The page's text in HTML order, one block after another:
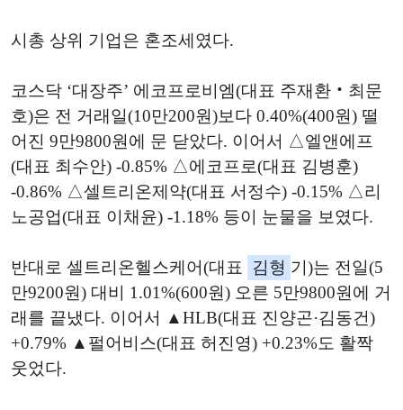
시총 상위 기업은 혼조세였다.
코스닥 ‘대장주’ 에코프로비엠(대표 주재환‧최문
호)은 전 거래일(10만200원)보다 0.40%(400원) 떨
어진 9만9800원에 문 닫았다. 이어서 △엘앤에프
(대표 최수안) -0.85% △에코프로(대표 김병훈)
-0.86% △셀트리온제약(대표 서정수) -0.15% △리
노공업(대표 이채윤) -1.18% 등이 눈물을 보였다.
반대로 셀트리온헬스케어(대표 김형 기)는 전일(5
만9200원) 대비 1.01%(600원) 오른 5만9800원에 거
래를 끝냈다. 이어서 ▲HLB(대표 진양곤·김동건)
+0.79% ▲펄어비스(대표 허진영) +0.23%도 활짝
웃었다.